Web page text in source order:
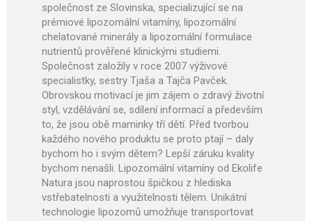
společnost ze Slovinska, specializující se na
prémiové lipozomální vitamíny, lipozomální
chelatované minerály a lipozomální formulace
nutrientů prověřené klinickými studiemi.
Společnost založily v roce 2007 výživové
specialistky, sestry Tjaša a Tajča Pavček.
Obrovskou motivací je jim zájem o zdravý životní
styl, vzdělávání se, sdílení informací a především
to, že jsou obě maminky tří dětí. Před tvorbou
každého nového produktu se proto ptají – daly
bychom ho i svým dětem? Lepší záruku kvality
bychom nenašli. Lipozomální vitamíny od Ekolife
Natura jsou naprostou špičkou z hlediska
vstřebatelnosti a využitelnosti tělem. Unikátní
technologie lipozomů umožňuje transportovat